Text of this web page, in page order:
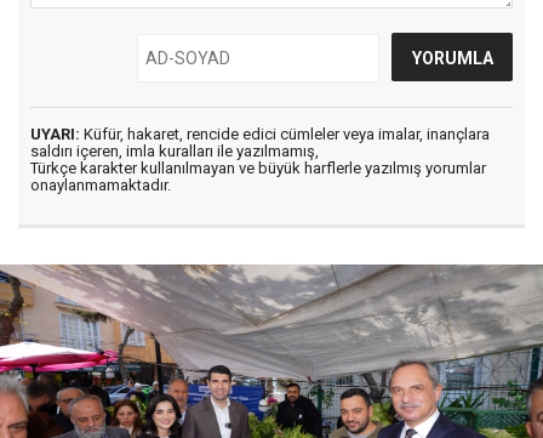
UYARI: Küfür, hakaret, rencide edici cümleler veya imalar, inançlara
saldırı içeren, imla kuralları ile yazılmamış,
Türkçe karakter kullanılmayan ve büyük harflerle yazılmış yorumlar
onaylanmamaktadır.